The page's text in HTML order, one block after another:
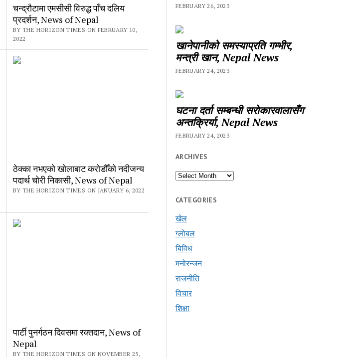
चन्द्राैटामा एमसीसी विरुद्ध पाँच दलिय
प्रदर्शन, News of Nepal
BY THE HORIZON TIMES ON FEBRUARY 10,
2022
ठेक्का नभएकाे खाेलाबाट करोडौँको नदीजन्य
पदार्थ चोरी निकासी, News of Nepal
BY THE HORIZON TIMES ON JANUARY 6, 2022
पार्टी पुनर्गठन दिवसमा रक्तदान, News of
Nepal
BY THE HORIZON TIMES ON NOVEMBER 25,
FEBRUARY 26, 2023
खानेपानीको समस्याप्रति गम्भीर,
मन्त्री खान, Nepal News
FEBRUARY 24, 2023
घटना दर्ता सम्बन्धी सराेकारवालासँग
अन्तक्रिर्या, Nepal News
FEBRUARY 24, 2023
ARCHIVES
Archives
CATEGORIES
खेल
ग्लोबल
बिविध
मनोरन्जन
राजनीति
विचार
शिक्षा